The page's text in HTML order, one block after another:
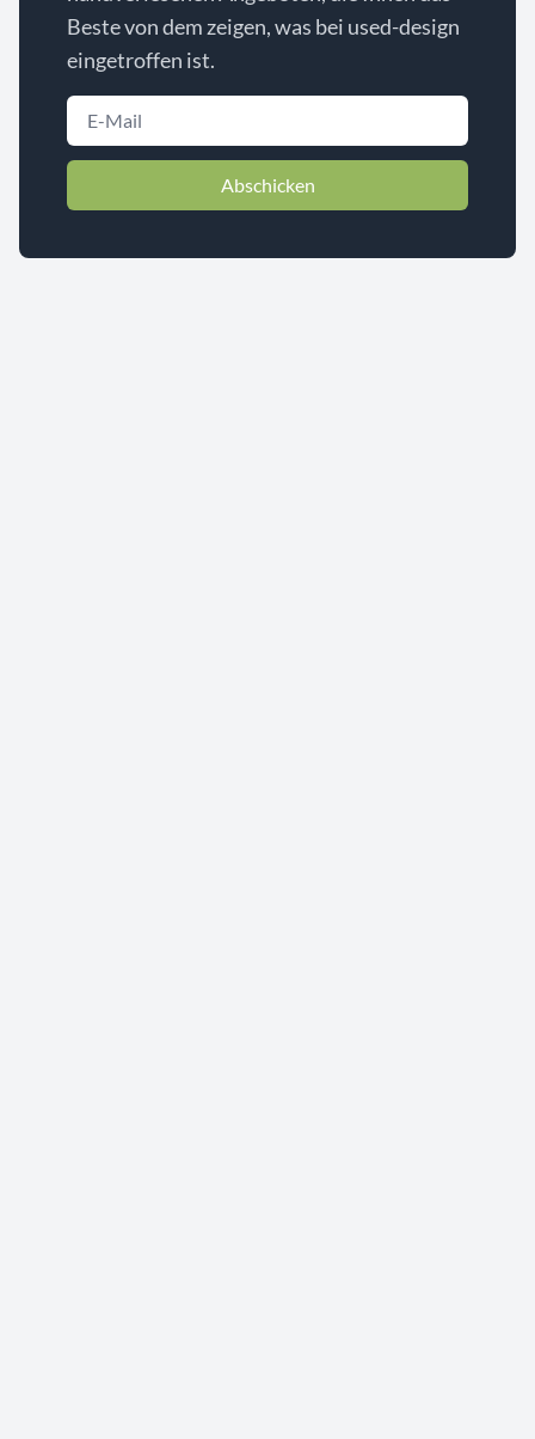
Beste von dem zeigen, was bei used-design
eingetroffen ist.
Abschicken